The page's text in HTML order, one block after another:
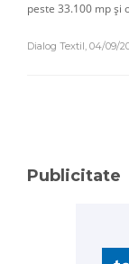
peste 33.100 mp și
Dialog Textil, 04/09/
Publicitate